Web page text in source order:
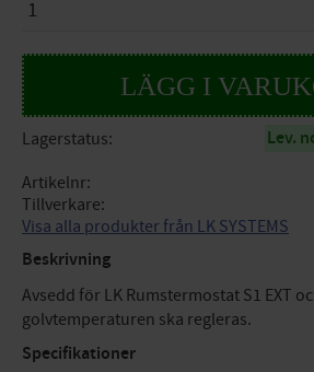
Lagerstatus
Lev.
Artikelnr
Tillverkare
Visa alla produkter från LK SYSTEMS
Beskrivning
Avsedd för LK Rumstermostat S1 EXT
golvtemperaturen ska regleras.
Specifikationer